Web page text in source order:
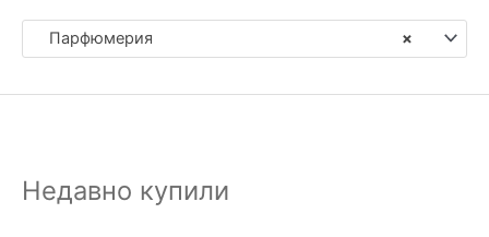
×
Парфюмерия
Недавно купили